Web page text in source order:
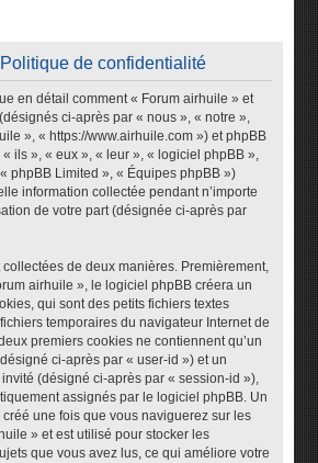
de confidentialité
en détail comment « Forum airhuile » et
ci-après par « nous », « notre »,
», « https://www.airhuile.com ») et phpBB
ils », « eux », « leur », « logiciel phpBB »,
phpBB Limited », « Équipes phpBB »)
information collectée pendant n’importe
de votre part (désignée ci-après par
de deux manières. Premièrement,
airhuile », le logiciel phpBB créera un
qui sont des petits fichiers textes
temporaires du navigateur Internet de
premiers cookies ne contiennent qu’un
ci-après par « user-id ») et un
(désigné ci-après par « session-id »),
assignés par le logiciel phpBB. Un
une fois que vous naviguerez sur les
» et est utilisé pour stocker les
que vous avez lus, ce qui améliore votre